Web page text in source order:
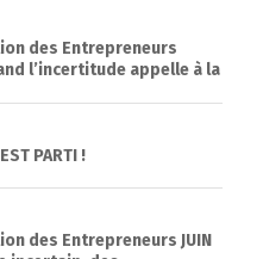
des Entrepreneurs
l’incertitude appelle à la
PARTI !
des Entrepreneurs JUIN